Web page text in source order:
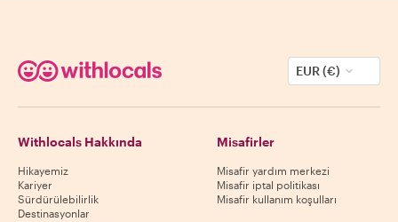
EUR (€)
Withlocals Hakkında
Hikayemiz
Kariyer
Sürdürülebilirlik
Destinasyonlar
Misafirler
Misafir yardım merkezi
Misafir iptal politikası
Misafir kullanım koşulları